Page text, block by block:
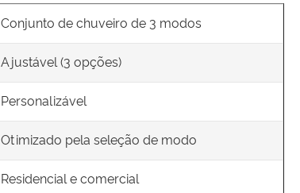
Conjunto de chuveiro de 3 modos
Ajustável (3 opções)
Personalizável
Otimizado pela seleção de modo
Residencial e comercial